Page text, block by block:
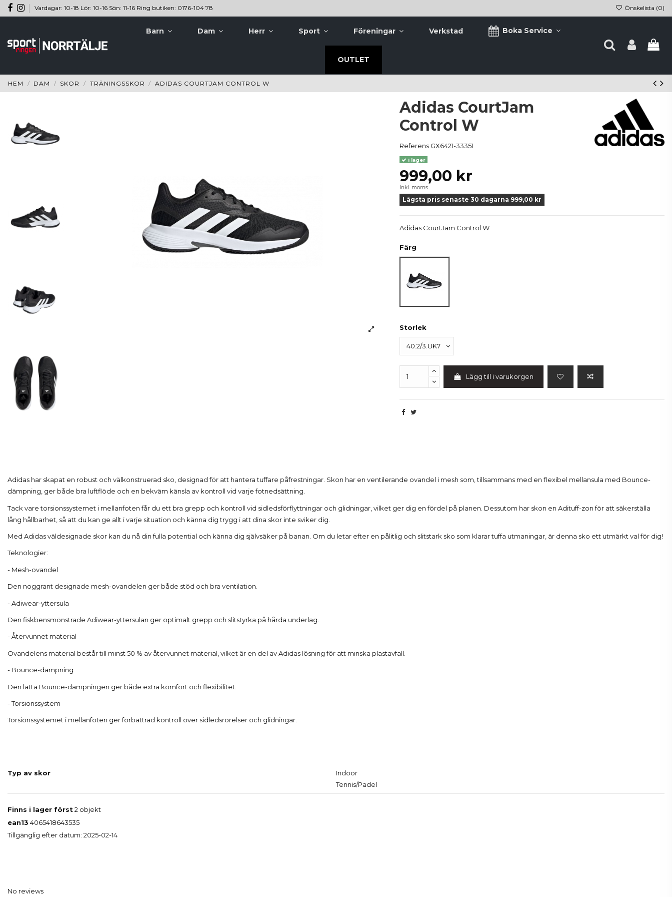
Vardagar: 10-18 Lör: 10-16 Sön: 11-16 Ring butiken: 0176-104 78 Önskelista (0)
Barn Dam Herr Sport Föreningar Verkstad Boka Service
OUTLET
HEM DAM SKOR TRÄNINGSSKOR ADIDAS COURTJAM CONTROL W
Adidas CourtJam
Control W
Referens GX6421-33351
I lager
999,00 kr
Inkl. moms
Lägsta pris senaste 30 dagarna 999,00 kr
Adidas CourtJam Control W
Färg
Storlek
Lägg till i varukorgen
Adidas har skapat en robust och välkonstruerad sko, designad för att hantera tuffare påfrestningar. Skon har en ventilerande ovandel i mesh som, tillsammans med en flexibel mellansula med Bounce-
dämpning, ger både bra luftflöde och en bekväm känsla av kontroll vid varje fotnedsättning.
Tack vare torsionssystemet i mellanfoten får du ett bra grepp och kontroll vid sidledsförflyttningar och glidningar, vilket ger dig en fördel på planen. Dessutom har skon en Adituff-zon för att säkerställa
lång hållbarhet, så att du kan ge allt i varje situation och känna dig trygg i att dina skor inte sviker dig.
Med Adidas väldesignade skor kan du nå din fulla potential och känna dig självsäker på banan. Om du letar efter en pålitlig och slitstark sko som klarar tuffa utmaningar, är denna sko ett utmärkt val för dig!
Teknologier:
- Mesh-ovandel
Den noggrant designade mesh-ovandelen ger både stöd och bra ventilation.
- Adiwear-yttersula
Den fiskbensmönstrade Adiwear-yttersulan ger optimalt grepp och slitstyrka på hårda underlag.
- Återvunnet material
Ovandelens material består till minst 50 % av återvunnet material, vilket är en del av Adidas lösning för att minska plastavfall.
- Bounce-dämpning
Den lätta Bounce-dämpningen ger både extra komfort och flexibilitet.
- Torsionssystem
Torsionssystemet i mellanfoten ger förbättrad kontroll över sidledsrörelser och glidningar.
Typ av skor
Indoor
Tennis/Padel
Finns i lager först2 objekt
ean13 4065418643535
Tillgänglig efter datum: 2025-02-14
No reviews